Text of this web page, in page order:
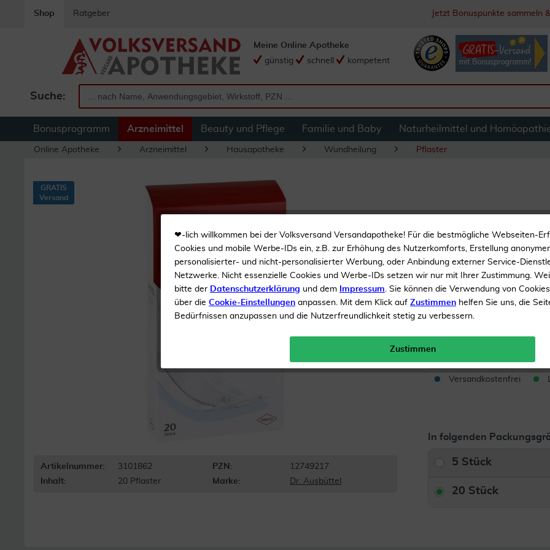
Shop Ratgeber Jetzt Bonuspunkte sammeln
Suche:
Meine Online Apotheke
günstig
schnell kompetent
Bonusprogramm Arzneimittel Beauty und Pflege Familie und Baby Naturheilmittel und
Online Apotheke Arzneimittel Hausapotheke Wundheilung Pflaster
Dracopor
Stück
Zur Wundversorgung
GRATIS
Versand
Artikelnummer: 3101862 PZN:
12749217
Inhalt:
20 Pflaster Marke: Dr. Ausbüttel
Inhalt 20 Pflaster
Versandkostenfrei
In folgenden
5 Stück
20 Stück
❤-lich willkommen bei der Volksversand Versandapotheke! Für die bestmögliche Webseiten-
Cookies und mobile Werbe-IDs ein, z.B. zur Erhöhung des Nutzerkomforts, Erstellung
personalisierter- und nicht-personalisierter Werbung, oder Anbindung externer Service-
Netzwerke. Nicht essenzielle Cookies und Werbe-IDs setzen wir nur mit Ihrer Zustimmung.
bitte der Datenschutzerklärung und dem Impressum. Sie können die Verwendung von Cookies
über die Cookie-Einstellungen anpassen. Mit dem Klick auf Zustimmen helfen Sie uns, die
Bedürfnissen anzupassen und die Nutzerfreundlichkeit stetig zu verbessern.
Zustimmen